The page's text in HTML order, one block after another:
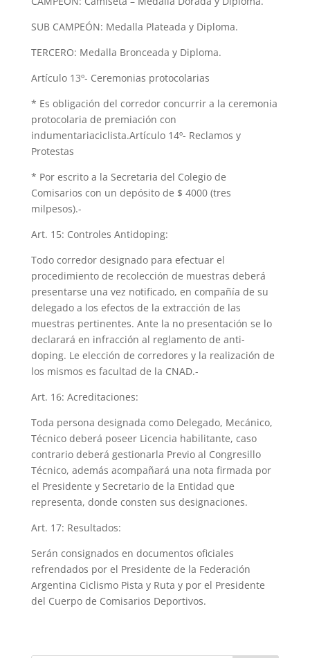
SUB CAMPEÓN: Medalla Plateada y Diploma.
TERCERO: Medalla Bronceada y Diploma.
Artículo 13º- Ceremonias protocolarias
* Es obligación del corredor concurrir a la ceremonia
protocolaria de premiación con
indumentariaciclista.Artículo 14º- Reclamos y
Protestas
* Por escrito a la Secretaria del Colegio de
Comisarios con un depósito de $ 4000 (tres
milpesos).-
Art. 15: Controles Antidoping:
Todo corredor designado para efectuar el
procedimiento de recolección de muestras deberá
presentarse una vez notificado, en compañía de su
delegado a los efectos de la extracción de las
muestras pertinentes. Ante la no presentación se lo
declarará en infracción al reglamento de anti-
doping. Le elección de corredores y la realización de
los mismos es facultad de la CNAD.-
Art. 16: Acreditaciones:
Toda persona designada como Delegado, Mecánico,
Técnico deberá poseer Licencia habilitante, caso
contrario deberá gestionarla Previo al Congresillo
Técnico, además acompañará una nota firmada por
el Presidente y Secretario de la Entidad que
representa, donde consten sus designaciones.
Art. 17: Resultados:
Serán consignados en documentos oficiales
refrendados por el Presidente de la Federación
Argentina Ciclismo Pista y Ruta y por el Presidente
del Cuerpo de Comisarios Deportivos.